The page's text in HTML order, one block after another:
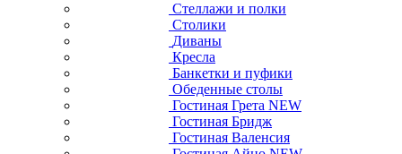
Стеллажи и полки
Столики
Диваны
Кресла
Банкетки и пуфики
Обеденные столы
Гостиная Грета NEW
Гостиная Бридж
Гостиная Валенсия